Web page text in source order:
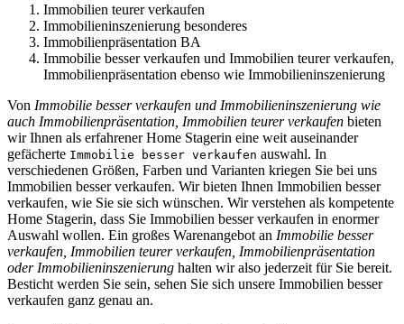
Immobilien teurer verkaufen
Immobilieninszenierung besonderes
Immobilienpräsentation BA
Immobilie besser verkaufen und Immobilien teurer verkaufen,
Immobilienpräsentation ebenso wie Immobilieninszenierung
Von Immobilie besser verkaufen und Immobilieninszenierung wie
auch Immobilienpräsentation, Immobilien teurer verkaufen bieten
wir Ihnen als erfahrener Home Stagerin eine weit auseinander
gefächerte Immobilie besser verkaufen auswahl. In
verschiedenen Größen, Farben und Varianten kriegen Sie bei uns
Immobilien besser verkaufen. Wir bieten Ihnen Immobilien besser
verkaufen, wie Sie sie sich wünschen. Wir verstehen als kompetente
Home Stagerin, dass Sie Immobilien besser verkaufen in enormer
Auswahl wollen. Ein großes Warenangebot an Immobilie besser
verkaufen, Immobilien teurer verkaufen, Immobilienpräsentation
oder Immobilieninszenierung halten wir also jederzeit für Sie bereit.
Besticht werden Sie sein, sehen Sie sich unsere Immobilien besser
verkaufen ganz genau an.